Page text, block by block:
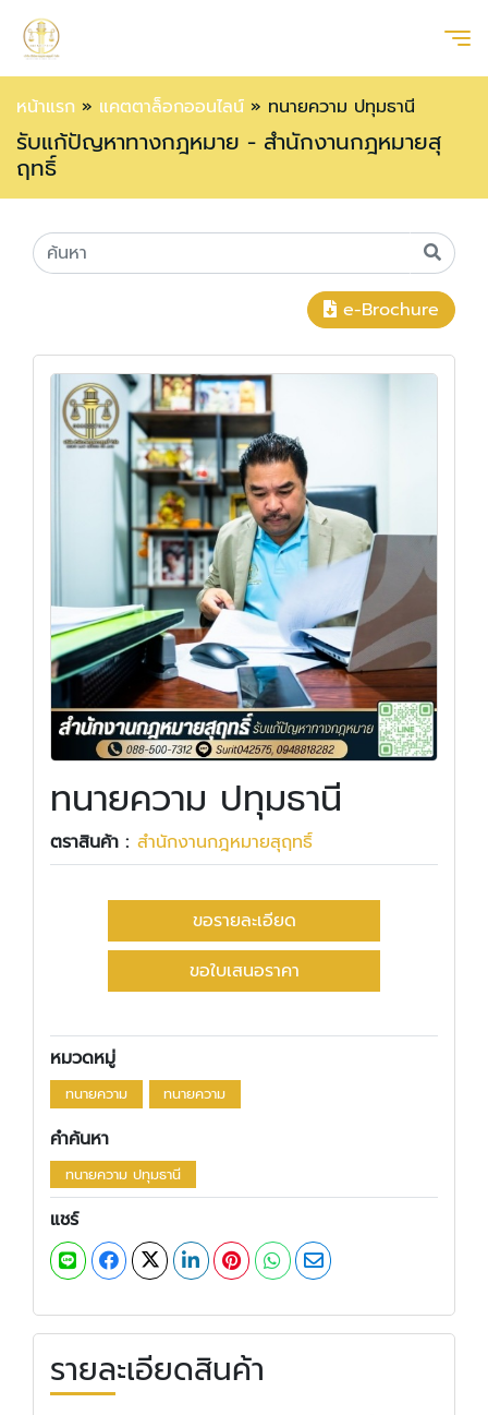
หน้าแรก » แคตตาล็อกออนไลน์ » ทนายความ ปทุมธานี
รับแก้ปัญหาทางกฎหมาย - สำนักงานกฎหมายสุ
ฤทธิ์
e-Brochure
ทนายความ ปทุมธานี
ตราสินค้า : สำนักงานกฎหมายสุฤทธิ์
ขอรายละเอียด
ขอใบเสนอราคา
หมวดหมู่
ทนายความ ทนายความ
คำค้นหา
ทนายความ ปทุมธานี
แชร์
รายละเอียดสินค้า